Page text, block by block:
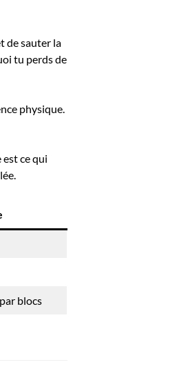
de sauter la
tu perds de
physique.
ce qui
blocs